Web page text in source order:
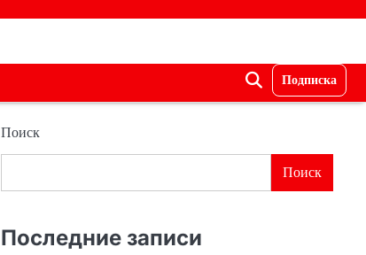
Подписка
Поиск
Поиск
Последние записи